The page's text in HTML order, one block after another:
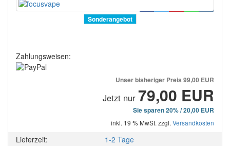
Sonderangebot
Zahlungsweisen:
Unser bisheriger Preis 99,00 EUR
Jetzt nur 79,00 EUR
Sie sparen 20% / 20,00 EUR
inkl. 19 % MwSt. zzgl. Versandkosten
Lieferzeit:
1-2 Tage